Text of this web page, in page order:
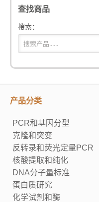
查找商品
搜索：
产品分类
PCR和基因分型
克隆和突变
反转录和荧光定量PCR
核酸提取和纯化
DNA分子量标准
蛋白质研究
化学试剂和酶